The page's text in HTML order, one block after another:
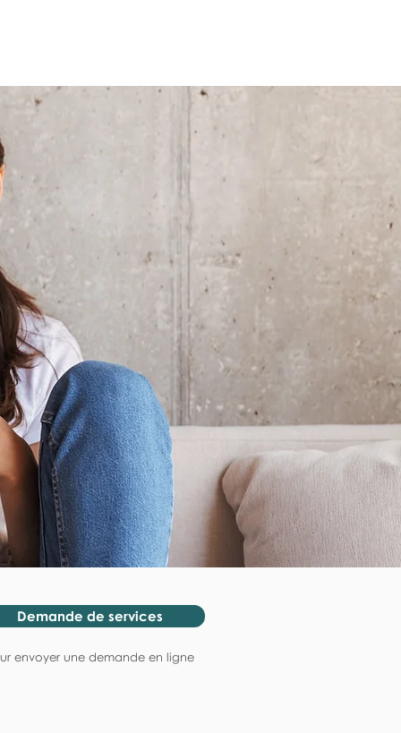
Demande de services
envoyer une demande en ligne